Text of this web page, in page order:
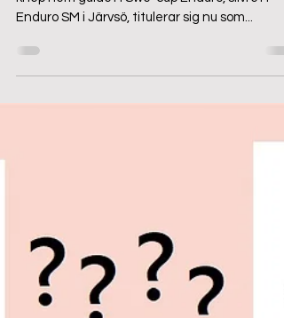
Elina Davidson, ett riktigt framtidshopp! Hon
Enduro SM i Järvsö, titulerar sig nu som...